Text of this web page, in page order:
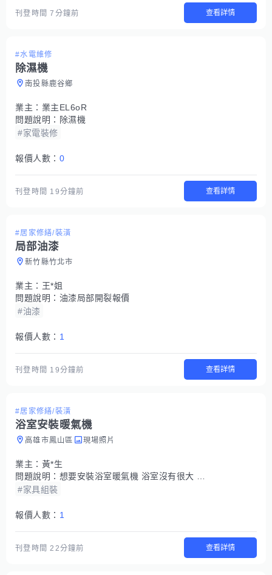
刊登時間7分鐘前 查看詳情
#水電維修
除濕機
南投縣鹿谷鄉
業主： 業主EL6oR
問題說明： 除濕機
#家電裝修
報價人數： 0
刊登時間 19分鐘前 查看詳情
#居家修繕/裝潢
局部油漆
新竹縣竹北市
業主： 王*姐
問題說明： 油漆局部開裂報價
#油漆
報價人數： 1
刊登時間 19分鐘前 查看詳情
#居家修繕/裝潢
浴室安裝暖氣機
高雄市鳳山區 現場照片
業主： 黃*生
問題說明： 想要安裝浴室暖氣機 浴室沒有很大 國際牌的或是台達電的都可以 可依型號報價 報價分別列出機台、開口、配線等費用
#家具組裝
報價人數： 1
刊登時間22分鐘前 查看詳情